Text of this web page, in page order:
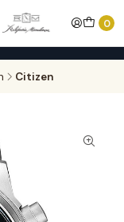
0
a 100,00€ - Todas as
de stock.
Citizen